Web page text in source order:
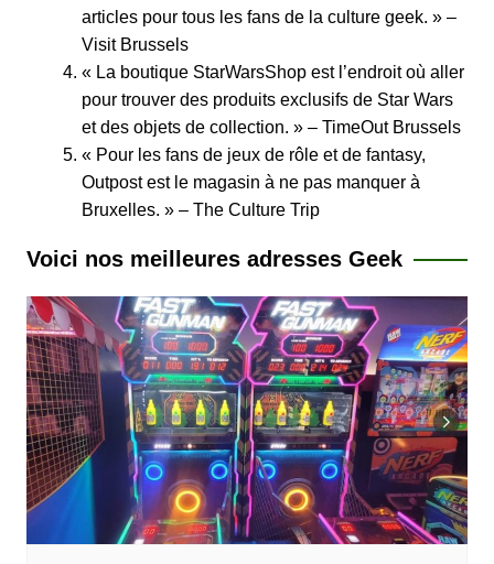
articles pour tous les fans de la culture geek. » –
Visit Brussels
« La boutique StarWarsShop est l’endroit où aller
pour trouver des produits exclusifs de Star Wars
et des objets de collection. » – TimeOut Brussels
« Pour les fans de jeux de rôle et de fantasy,
Outpost est le magasin à ne pas manquer à
Bruxelles. » – The Culture Trip
Voici nos meilleures adresses Geek